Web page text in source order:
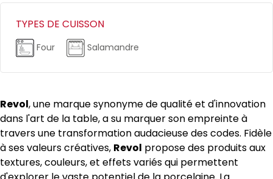
TYPES DE CUISSON
Four Salamandre
Revol, une marque synonyme de qualité et d'innovation
dans l'art de la table, a su marquer son empreinte à
travers une transformation audacieuse des codes. Fidèle
à ses valeurs créatives, Revol propose des produits aux
textures, couleurs, et effets variés qui permettent